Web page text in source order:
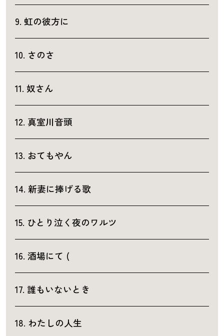
9. 虹の彼方に
10. さのさ
11. 奴さん
12. 真室川音頭
13. おてもやん
14. 新妻に捧げる歌
15. ひとり泣く夜のワルツ
16. 酒場にて (
17. 誰もいないとき
18. わたしの人生